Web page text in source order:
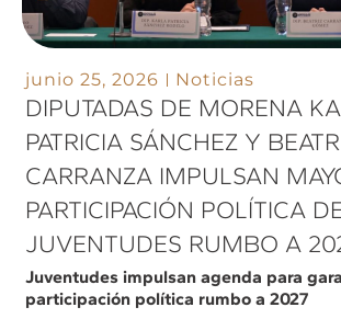
junio 25, 2026 Noticias
DIPUTADAS DE MORENA
PATRICIA SÁNCHEZ Y
CARRANZA IMPULSAN
PARTICIPACIÓN POLÍTICA
JUVENTUDES RUMBO A
Juventudes impulsan agenda para
participación política rumbo a 2027